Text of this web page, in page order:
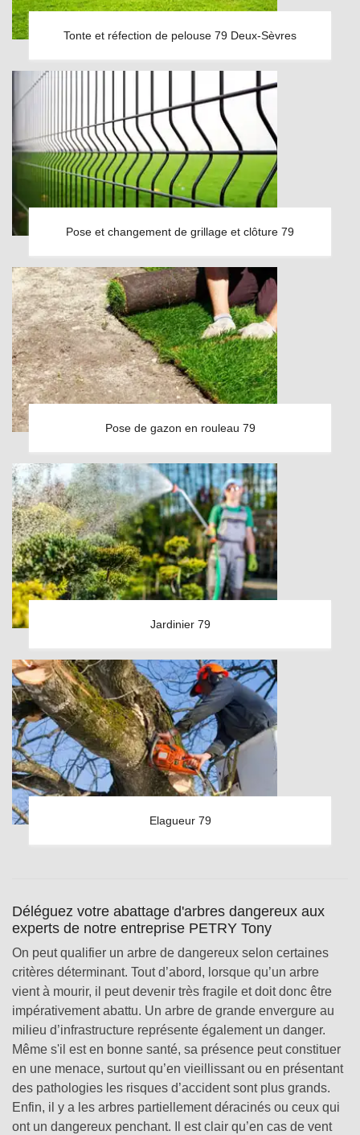
Tonte et réfection de pelouse 79 Deux-Sèvres
Pose et changement de grillage et clôture 79
Pose de gazon en rouleau 79
Jardinier 79
Elagueur 79
Déléguez votre abattage d'arbres dangereux aux
experts de notre entreprise PETRY Tony
On peut qualifier un arbre de dangereux selon certaines
critères déterminant. Tout d’abord, lorsque qu’un arbre
vient à mourir, il peut devenir très fragile et doit donc être
impérativement abattu. Un arbre de grande envergure au
milieu d’infrastructure représente également un danger.
Même s'il est en bonne santé, sa présence peut constituer
en une menace, surtout qu’en vieillissant ou en présentant
des pathologies les risques d’accident sont plus grands.
Enfin, il y a les arbres partiellement déracinés ou ceux qui
ont un dangereux penchant. Il est clair qu’en cas de vent